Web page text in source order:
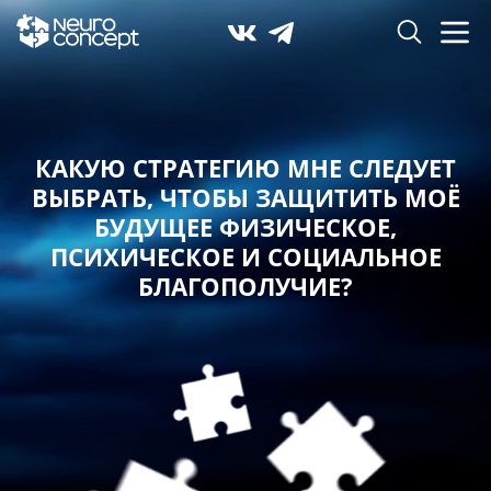
КАКУЮ СТРАТЕГИЮ МНЕ СЛЕДУЕТ
ВЫБРАТЬ,ЧТОБЫ ЗАЩИТИТЬ МОЁ
БУДУЩЕЕ ФИЗИЧЕСКОЕ,
ПСИХИЧЕСКОЕ И СОЦИАЛЬНОЕ
БЛАГОПОЛУЧИЕ?